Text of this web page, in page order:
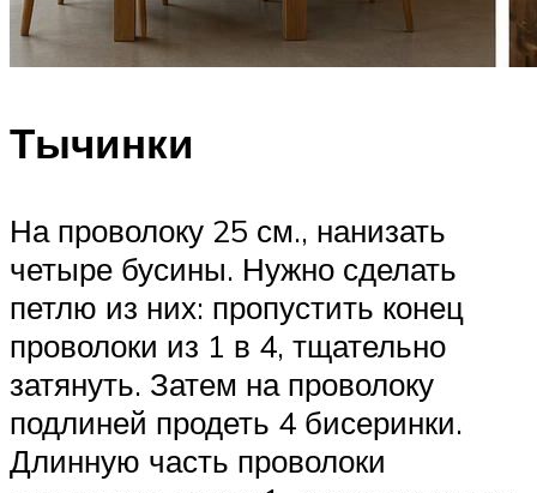
Тычинки
На проволоку 25 см., нанизать
четыре бусины. Нужно сделать
петлю из них: пропустить конец
проволоки из 1 в 4, тщательно
затянуть. Затем на проволоку
подлиней продеть 4 бисеринки.
Длинную часть проволоки